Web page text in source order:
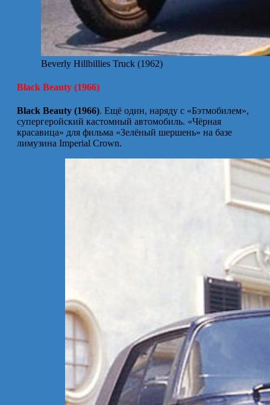
Beverly Hillbillies Truck (1962)
Black Beauty (1966)
Black Beauty (1966). Ещё один, наряду с «Бэтмобилем»,
супергеройский кастомный автомобиль. «Чёрная
красавица» для фильма «Зелёный шершень» на базе
лимузина Imperial Crown.